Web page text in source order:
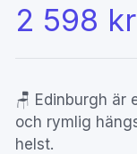
2 598 kr
🪑 Edinburgh
och rymlig
helst.